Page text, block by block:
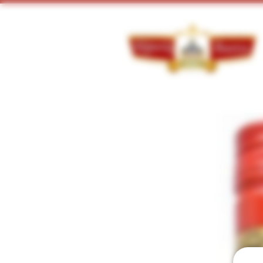
Doorzoek ons assortiment: